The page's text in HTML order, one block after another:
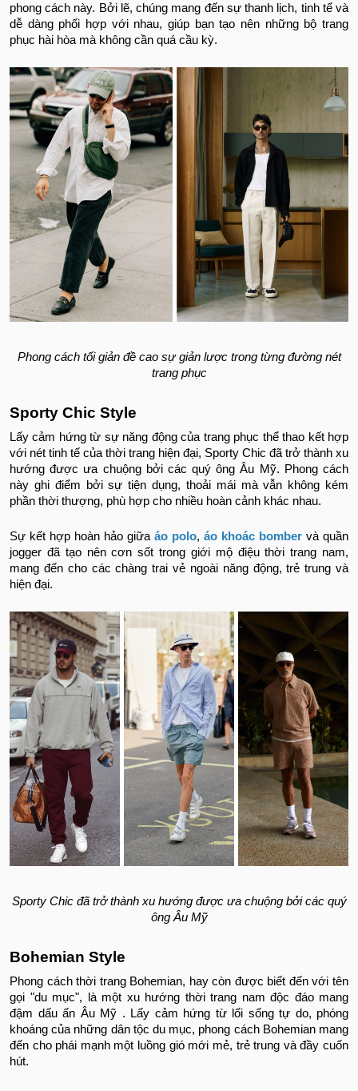
phong cách này. Bởi lẽ, chúng mang đến sự thanh lịch, tinh tế và
dễ dàng phối hợp với nhau, giúp bạn tạo nên những bộ trang
phục hài hòa mà không cần quá cầu kỳ.
Phong cách tối giản đề cao sự giản lược trong từng đường nét
trang phục
Sporty Chic Style
Lấy cảm hứng từ sự năng động của trang phục thể thao kết hợp
với nét tinh tế của thời trang hiện đại, Sporty Chic đã trở thành xu
hướng được ưa chuộng bởi các quý ông Âu Mỹ. Phong cách
này ghi điểm bởi sự tiện dụng, thoải mái mà vẫn không kém
phần thời thượng, phù hợp cho nhiều hoàn cảnh khác nhau.
Sự kết hợp hoàn hảo giữa áo polo, áo khoác bomber và quần
jogger đã tạo nên cơn sốt trong giới mộ điệu thời trang nam,
mang đến cho các chàng trai vẻ ngoài năng động, trẻ trung và
hiện đại.
Sporty Chic đã trở thành xu hướng được ưa chuộng bởi các quý
ông Âu Mỹ
Bohemian Style
Phong cách thời trang Bohemian, hay còn được biết đến với tên
gọi "du mục", là một xu hướng thời trang nam độc đáo mang
đậm dấu ấn Âu Mỹ . Lấy cảm hứng từ lối sống tự do, phóng
khoáng của những dân tộc du mục, phong cách Bohemian mang
đến cho phái mạnh một luồng gió mới mẻ, trẻ trung và đầy cuốn
hút.